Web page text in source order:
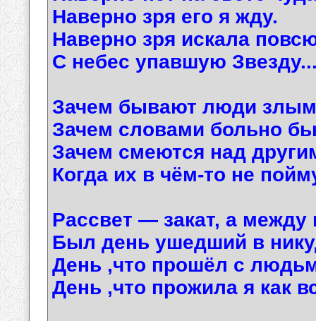
Наверно зря его я жду.
Наверно зря искала
С небес упавшую
Зачем бывают люди
Зачем словами больно
Зачем смеются над
Когда их в чём-то не
Рассвет — закат, а между
Был день ушедший в
День ,что прошёл с
День ,что прожила я как